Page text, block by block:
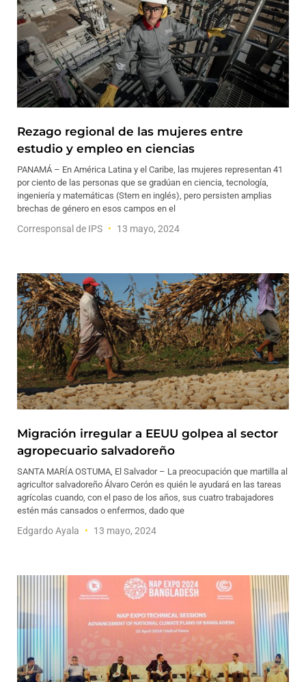
Rezago regional de las mujeres entre
estudio y empleo en ciencias
PANAMÁ – En América Latina y el Caribe, las mujeres representan 41
por ciento de las personas que se gradúan en ciencia, tecnología,
ingeniería y matemáticas (Stem en inglés), pero persisten amplias
brechas de género en esos campos en el
Corresponsal de IPS 13 mayo, 2024
Migración irregular a EEUU golpea al sector
agropecuario salvadoreño
SANTA MARÍA OSTUMA, El Salvador – La preocupación que martilla al
agricultor salvadoreño Álvaro Cerón es quién le ayudará en las tareas
agrícolas cuando, con el paso de los años, sus cuatro trabajadores
estén más cansados o enfermos, dado que
Edgardo Ayala 13 mayo, 2024